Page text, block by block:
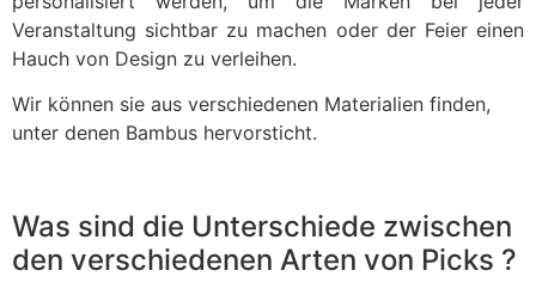
Veranstaltung sichtbar zu machen oder der Feier einen
Hauch von Design zu verleihen.
Wir können sie aus verschiedenen Materialien finden,
unter denen Bambus hervorsticht.
Was sind die Unterschiede zwischen
den verschiedenen Arten von Picks ?